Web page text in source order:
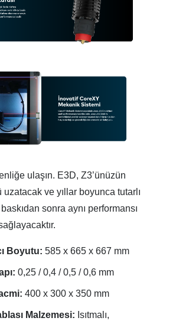
ulaşın. E3D, Z3’ünüzün
uzatacak ve yıllar boyunca tutarlı
sonra aynı performansı
Boyutu: 585 x 665 x 667 mm
0,25 / 0,4 / 0,5 / 0,6 mm
400 x 300 x 350 mm
Malzemesi: Isıtmalı,